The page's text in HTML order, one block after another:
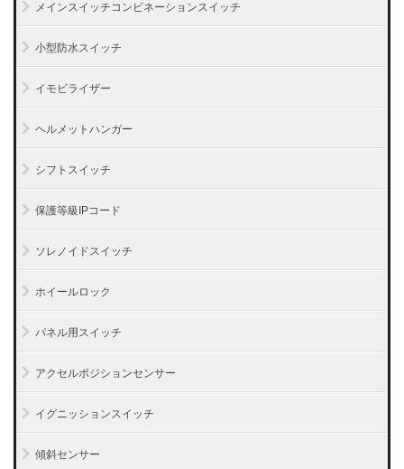
メインスイッチコンビネーションスイッチ
小型防水スイッチ
イモビライザー
ヘルメットハンガー
シフトスイッチ
保護等級IPコード
ソレノイドスイッチ
ホイールロック
パネル用スイッチ
アクセルポジションセンサー
イグニッションスイッチ
傾斜センサー